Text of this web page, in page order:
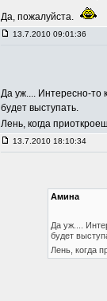
Да, пожалуйста.
13.7.2010 09:01:36
Да уж.... Интересно-то
будет выступать.
Лень, когда
13.7.2010 18:10:34
Амина
Да уж....
будет
Лень, когда